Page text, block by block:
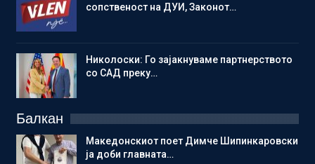
сопственост на ДУИ, Законот…
Николоски: Го зајакнуваме партнерството
со САД преку…
Балкан
Македонскиот поет Димче Шипинкаровски
ја доби главната…